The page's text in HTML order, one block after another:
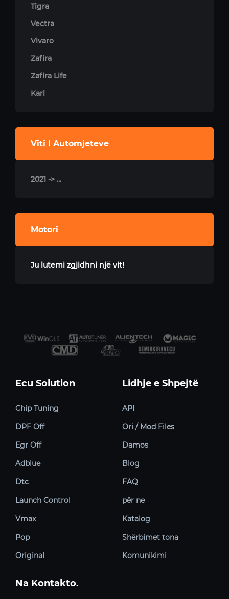
Tigra
Vectra
Vivaro
Zafira
Zafira Life
Karl
Viti I Automjeteve
2021 -> ...
Motori
Ju lutemi zgjidhni një vit!
Ecu Solution
Chip Tuning
DPF Off
Egr Off
Adblue
Dtc
Launch Control
Vmax
Pop
Original
Lidhje e Shpejtë
API
Ori / Mod Files
Damos
Blog
FAQ
për ne
Katalog
Shërbimet tona
Komunikimi
Na Kontakto.